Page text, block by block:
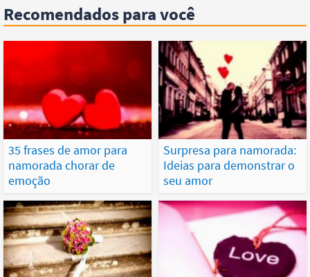
Recomendados para você
35 frases de amor para
namorada chorar de
emoção
Surpresa para namorada:
Ideias para demonstrar o
seu amor